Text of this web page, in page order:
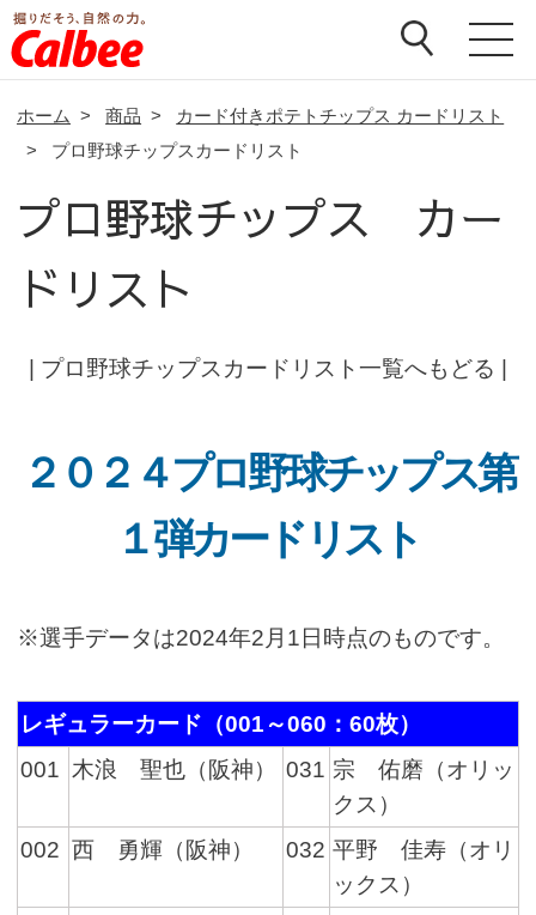
ホーム > 商品 >
カード付きポテトチップス カードリスト
>
プロ野球チップスカードリスト
プロ野球チップス カー
ドリスト
プロ野球チップスカードリスト一覧へもどる
２０２４プロ野球チップス第
１弾カードリスト
※選手データは2024年2月1日時点のものです。
レギュラーカード（001～060：60枚）
001 木浪 聖也（阪神） 031 宗 佑磨（オリッ
クス）
002 西 勇輝（阪神） 032 平野 佳寿（オリ
ックス）